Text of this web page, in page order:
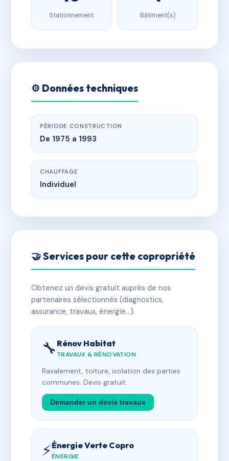
Stationnement Bâtiment(s)
⚙️ Données techniques
PÉRIODE CONSTRUCTION
De 1975 a 1993
CHAUFFAGE
Individuel
🤝 Services pour cette copropriété
Obtenez un devis gratuit auprès de nos
partenaires sélectionnés (diagnostics,
assurance, travaux, énergie…).
🔧 Rénov Habitat
TRAVAUX & RÉNOVATION
Ravalement, toiture, isolation des parties
communes. Devis gratuit.
Demander un devis travaux
⚡Énergie Verte Copro
ÉNERGIE